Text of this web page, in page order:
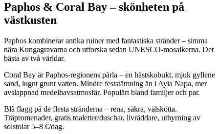
Paphos & Coral Bay – skönheten på
västkusten
Paphos kombinerar antika ruiner med fantastiska stränder – simma
nära Kungagravarna och utforska sedan UNESCO-mosaikerna. Det
bästa av två världar.
Coral Bay är Paphos-regionens pärla – en hästskobukt, mjuk gyllene
sand, lugnt grunt vatten. Mindre feststämning än i Ayia Napa, mer
avslappnad medelhavsatmosfär. Populärt bland familjer och par.
Blå flagg på de flesta stränderna – rena, säkra, välskötta.
Träpromenader, gratis toaletter/duschar, livräddare, uthyrning av
solstolar 5–8 €/dag.